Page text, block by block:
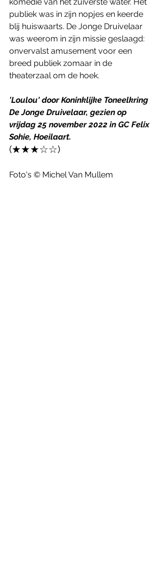
publiek was in zijn nopjes en keerde
blij huiswaarts. De Jonge Druivelaar
was weerom in zijn missie geslaagd:
onvervalst amusement voor een
breed publiek zomaar in de
theaterzaal om de hoek.
'Loulou' door Koninklijke Toneelkring
De Jonge Druivelaar, gezien op
vrijdag 25 november 2022 in GC Felix
Sohie, Hoeilaart.
(★★★☆☆)
Foto's © Michel Van Mullem